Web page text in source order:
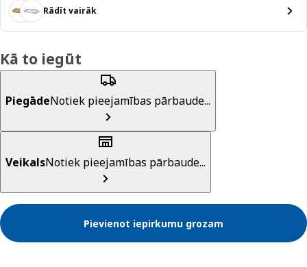
Rādīt vairāk
Kā to iegūt
PiegādeNotiek pieejamības pārbaude...
VeikalsNotiek pieejamības pārbaude...
Pievienot iepirkumu grozam